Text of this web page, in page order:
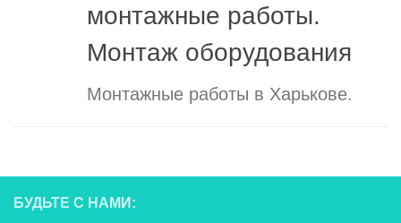
монтажные работы.
Монтаж оборудования
Монтажные работы в Харькове.
БУДЬТЕ С НАМИ: